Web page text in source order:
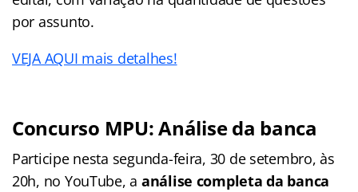
por assunto.
VEJA AQUI mais detalhes!
Concurso MPU: Análise da banca
Participe nesta segunda-feira, 30 de setembro, às
20h, no YouTube, a análise completa da banca